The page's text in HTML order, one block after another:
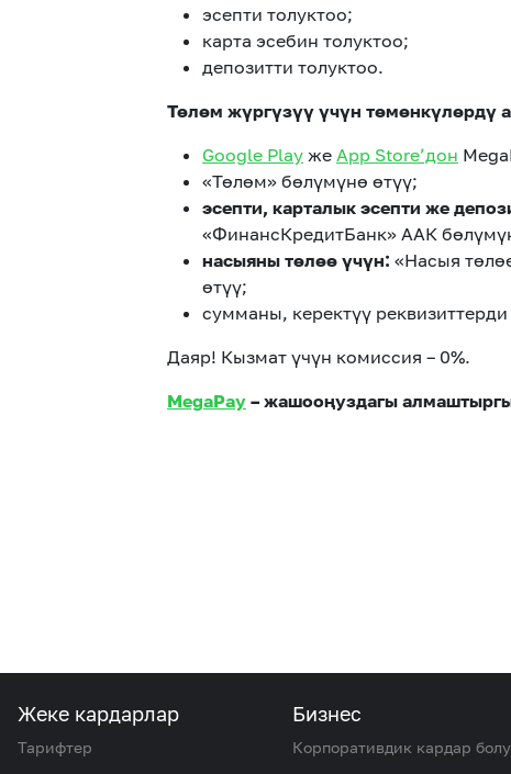
эсепти толуктоо;
карта эсебин толуктоо;
депозитти толуктоо.
Төлөм жүргүзүү үчүн төмөнкүлөрдү
Google Play же App Store’дон
«Төлөм» бөлүмүнө өтүү;
эсепти, карталык эсепти же
«ФинансКредитБанк» ААК
насыяны төлөө үчүн: «Насыя
өтүү;
сумманы, керектүү
Даяр! Кызмат үчүн комиссия – 0%.
MegaPay – жашооңуздагы
Жеке кардарлар
Тарифтер
Бизнес
Корпоративдик кардар